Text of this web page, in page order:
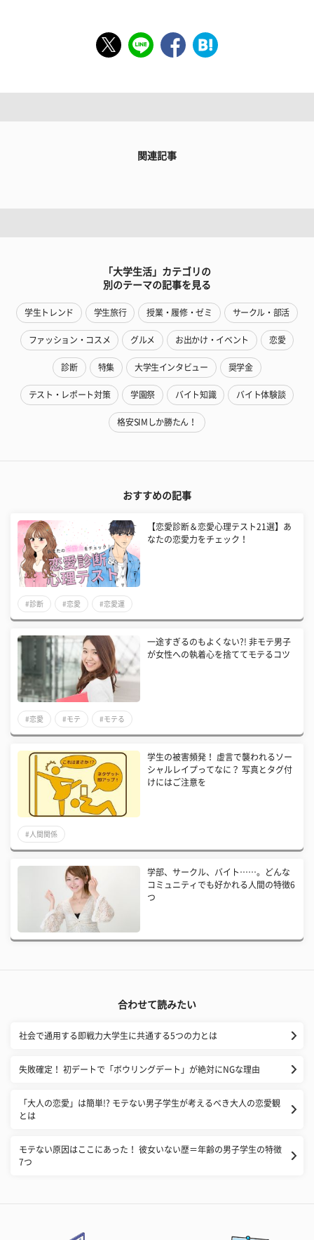
関連記事
「大学生活」カテゴリの
別のテーマの記事を見る
学生トレンド 学生旅行 授業・履修・ゼミ サークル・部活
ファッション・コスメ グルメ お出かけ・イベント 恋愛
診断 特集 大学生インタビュー 奨学金
テスト・レポート対策 学園祭 バイト知識 バイト体験談
格安SIMしか勝たん！
おすすめの記事
【恋愛診断＆恋愛心理テスト21選】あ
なたの恋愛力をチェック！
#診断 #恋愛 #恋愛運
一途すぎるのもよくない?! 非モテ男子
が女性への執着心を捨ててモテるコツ
#恋愛 #モテ #モテる
学生の被害頻発！ 虚言で襲われるソー
シャルレイプってなに？ 写真とタグ付
けにはご注意を
#人間関係
学部、サークル、バイト……。どんな
コミュニティでも好かれる人間の特徴6
つ
合わせて読みたい
社会で通用する即戦力大学生に共通する5つの力とは
失敗確定！ 初デートで「ボウリングデート」が絶対にNGな理由
「大人の恋愛」は簡単!? モテない男子学生が考えるべき大人の恋愛観
とは
モテない原因はここにあった！ 彼女いない歴＝年齢の男子学生の特徴
7つ